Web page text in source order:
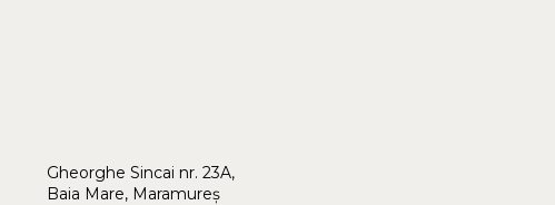
Gheorghe Sincai nr. 23A,
Baia Mare, Maramureș